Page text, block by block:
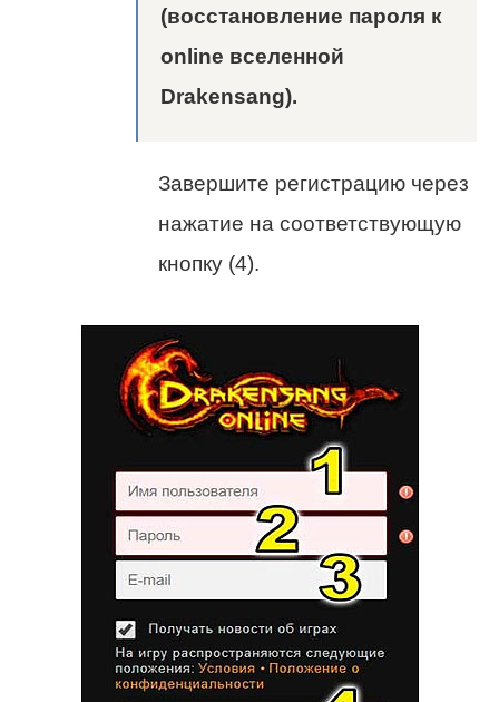
(восстановление пароля к
online вселенной
Drakensang).
Завершите регистрацию через
нажатие на соответствующую
кнопку (4).